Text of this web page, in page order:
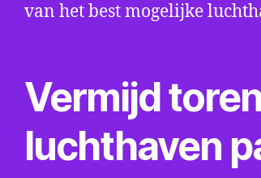
van het best mogelijke
Vermijd
luchthaven